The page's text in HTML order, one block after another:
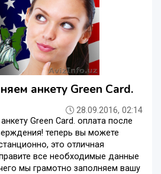
анкету Green Card.
28.09.2016, 02:14
Green Card. оплата после
теперь вы можете
это отличная
все необходимые данные
мы грамотно заполняем вашу